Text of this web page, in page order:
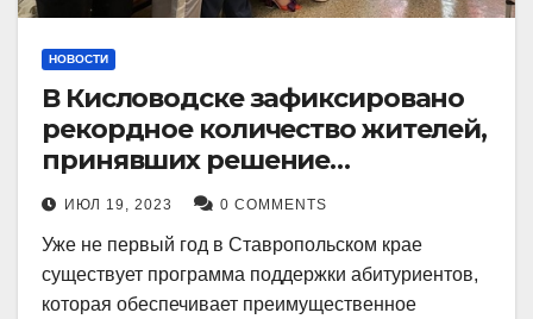
НОВОСТИ
В Кисловодске зафиксировано
рекордное количество жителей,
принявших решение
воспользоваться
установленными мерами, с
целью поступления в
медицинский вуз в районе.
ИЮЛ 19, 2023 0 COMMENTS
Уже не первый год в Ставропольском крае
существует программа поддержки абитуриентов,
которая обеспечивает преимущественное